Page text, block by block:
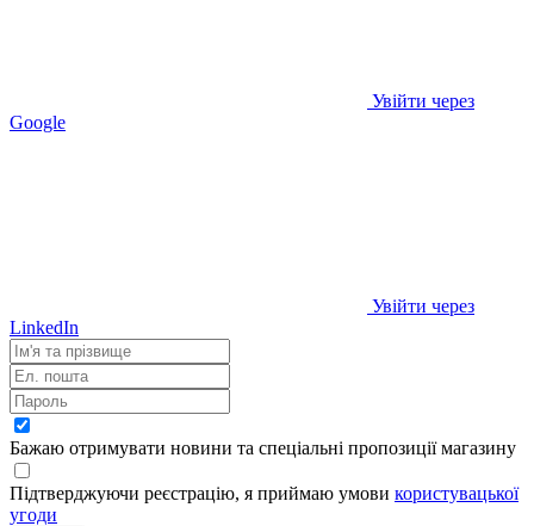
Увійти через
Google
Увійти через
LinkedIn
Бажаю отримувати новини та спеціальні пропозиціїмагазину
Підтверджуючи реєстрацію, я приймаю умови користувацької
угоди